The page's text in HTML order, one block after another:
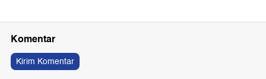
Komentar
Kirim Komentar